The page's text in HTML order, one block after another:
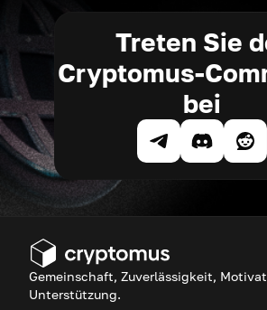
Treten Sie
Cryptomus-
bei
Gemeinschaft, Zuverlässigkeit,
Unterstützung.